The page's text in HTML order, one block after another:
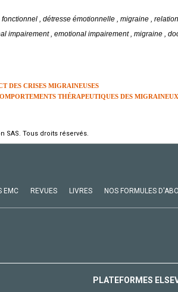
, détresse émotionnelle , migraine ,
impairement , emotional impairement , migraine ,
DES CRISES MIGRAINEUSES
THÉRAPEUTIQUES DES MIGRAINEUX
SAS. Tous droits réservés.
EMC REVUES LIVRES NOS FORMULES
PLATEFORMES